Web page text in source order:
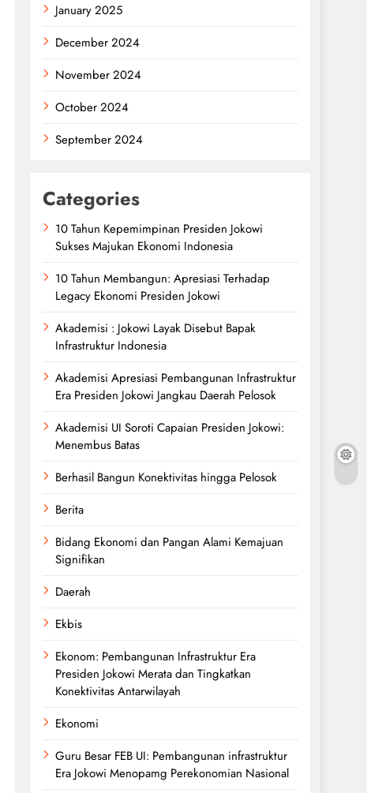
January 2025
December 2024
November 2024
October 2024
September 2024
Categories
10 Tahun Kepemimpinan Presiden Jokowi
Sukses Majukan Ekonomi Indonesia
10 Tahun Membangun: Apresiasi Terhadap
Legacy Ekonomi Presiden Jokowi
Akademisi : Jokowi Layak Disebut Bapak
Infrastruktur Indonesia
Akademisi Apresiasi Pembangunan Infrastruktur
Era Presiden Jokowi Jangkau Daerah Pelosok
Akademisi UI Soroti Capaian Presiden Jokowi:
Menembus Batas
Berhasil Bangun Konektivitas hingga Pelosok
Berita
Bidang Ekonomi dan Pangan Alami Kemajuan
Signifikan
Daerah
Ekbis
Ekonom: Pembangunan Infrastruktur Era
Presiden Jokowi Merata dan Tingkatkan
Konektivitas Antarwilayah
Ekonomi
Guru Besar FEB UI: Pembangunan infrastruktur
Era Jokowi Menopamg Perekonomian Nasional